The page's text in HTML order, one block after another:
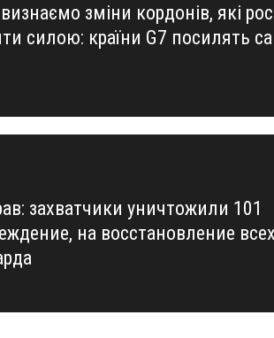
зміни кордонів, які
силою: країни G7 посилять
захватчики уничтожили 101
на восстановление